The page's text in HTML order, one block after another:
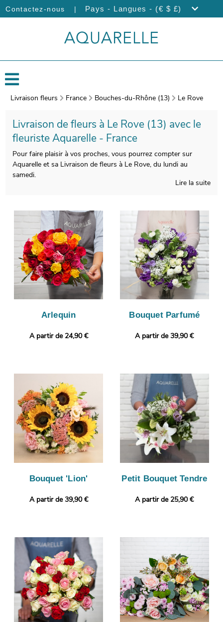
Contactez-nous | Pays - Langues - (€ $ £)
Livraison fleurs France Bouches-du-Rhône (13) Le Rove
Livraison de fleurs à Le Rove (13) avec le
fleuriste Aquarelle - France
Pour faire plaisir à vos proches, vous pourrez compter sur
Aquarelle et sa Livraison de fleurs à Le Rove, du lundi au
samedi.
emballé dans un porte-bouquet de transport, spécialement créé
à cet effet, votre bouquet est pris en photo. Enfin, nous vous
enverrons ce cliché sur votre boîte mail, avant d’envoyer votre
bouquet à Le Rove, à votre destinataire. Personnalisez votre
cadeau en joignant selon vos envies une photo ou un message
personnalisé.
Lire la suite
Arlequin
A partir de 24,90 €
Bouquet Parfumé
A partir de 39,90 €
Bouquet 'Lion'
A partir de 39,90 €
Petit Bouquet Tendre
A partir de 25,90 €